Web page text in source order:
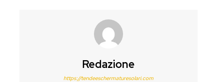
Redazione
https://tendeeschermaturesolari.com